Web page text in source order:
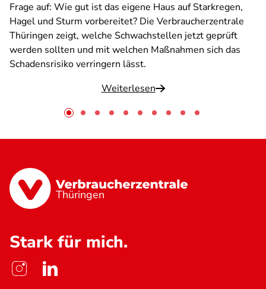
Frage auf: Wie gut ist das eigene Haus auf Starkregen,
Hagel und Sturm vorbereitet? Die Verbraucherzentrale
Thüringen zeigt, welche Schwachstellen jetzt geprüft
werden sollten und mit welchen Maßnahmen sich das
Schadensrisiko verringern lässt.
Weiterlesen
Thüringen
Stark für mich.